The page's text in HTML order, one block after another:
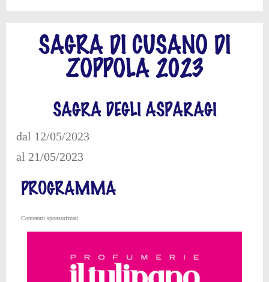
SAGRA DI CUSANO DI
ZOPPOLA 2023
SAGRA DEGLI ASPARAGI
dal 12/05/2023
al 21/05/2023
PROGRAMMA
Contenuti sponsorizzati